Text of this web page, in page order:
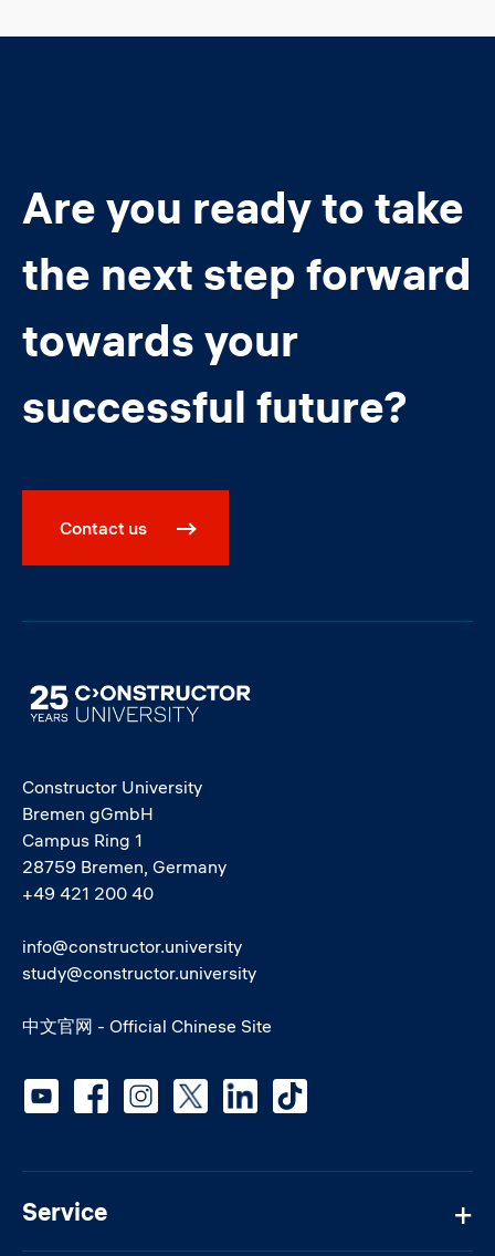
Are you ready to take
the next step forward
towards your
successful future?
Contact us
Image
Constructor University
Bremen gGmbH
Campus Ring 1
28759 Bremen, Germany
+49 421 200 40
info@constructor.university
study@constructor.university
中文官网 - Official Chinese Site
Service
Social media